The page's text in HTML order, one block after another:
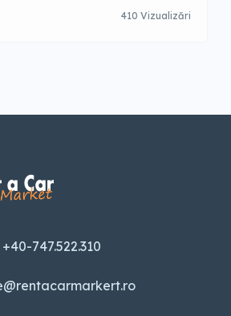
36.3 EUR/zi 13-25 zile- 35.2
410 Vizualizări
+40-747.522.310